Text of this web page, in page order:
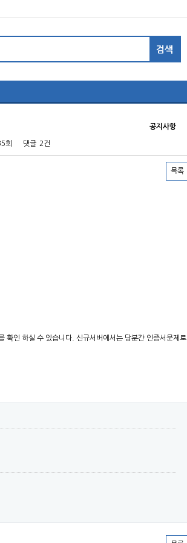
공지사항
회 댓글 2건
목록
확인 하실 수 있습니다. 신규서버에서는 당분간 인증서문제로